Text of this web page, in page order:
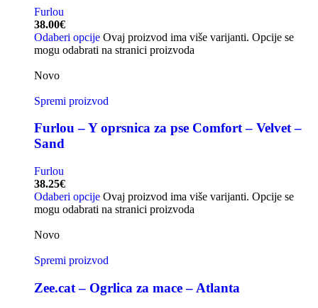
Furlou
38.00€
Odaberi opcije Ovaj proizvod ima više varijanti. Opcije se
mogu odabrati na stranici proizvoda
Novo
Spremi proizvod
Furlou – Y oprsnica za pse Comfort – Velvet –
Sand
Furlou
38.25€
Odaberi opcije Ovaj proizvod ima više varijanti. Opcije se
mogu odabrati na stranici proizvoda
Novo
Spremi proizvod
Zee.cat – Ogrlica za mace – Atlanta